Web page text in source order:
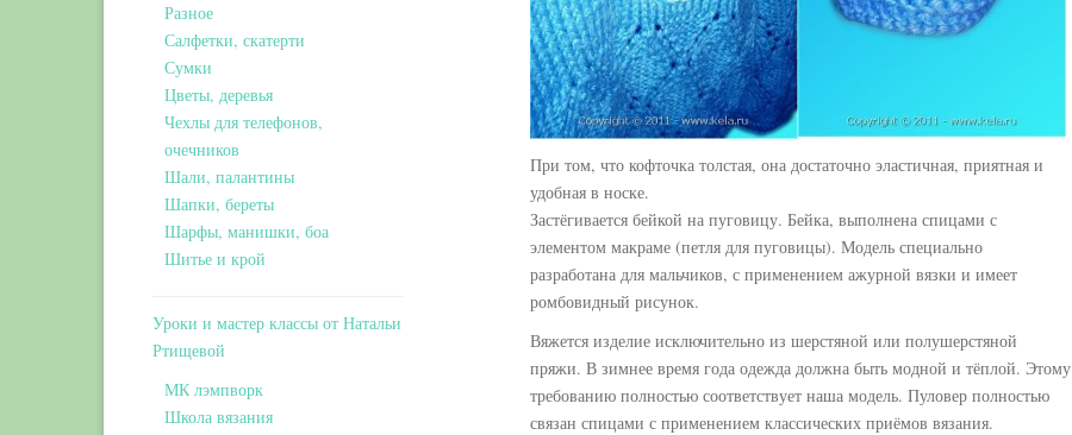
При том, что кофточка толстая, она достаточно эластичная, приятная и
удобная в носке.
Застёгивается бейкой на пуговицу. Бейка, выполнена спицами с
элементом макраме (петля для пуговицы). Модель специально
разработана для мальчиков, с применением ажурной вязки и имеет
ромбовидный рисунок.
Вяжется изделие исключительно из шерстяной или полушерстяной
пряжи. В зимнее время года одежда должна быть модной и тёплой. Этому
требованию полностью соответствует наша модель. Пуловер полностью
связан спицами с применением классических приёмов вязания.
Разное
Салфетки, скатерти
Сумки
Цветы, деревья
Чехлы для телефонов,
очечников
Шали, палантины
Шапки, береты
Шарфы, манишки, боа
Шитье и крой
Уроки и мастер классы от Натальи
Ртищевой
МК лэмпворк
Школа вязания